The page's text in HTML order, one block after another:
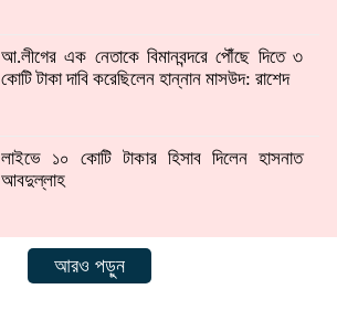
আ.লীগের এক নেতাকে বিমানবন্দরে পৌঁছে দিতে ৩
কোটি টাকা দাবি করেছিলেন হান্নান মাসউদ: রাশেদ
লাইভে ১০ কোটি টাকার হিসাব দিলেন হাসনাত
আবদুল্লাহ
আরও পড়ুন